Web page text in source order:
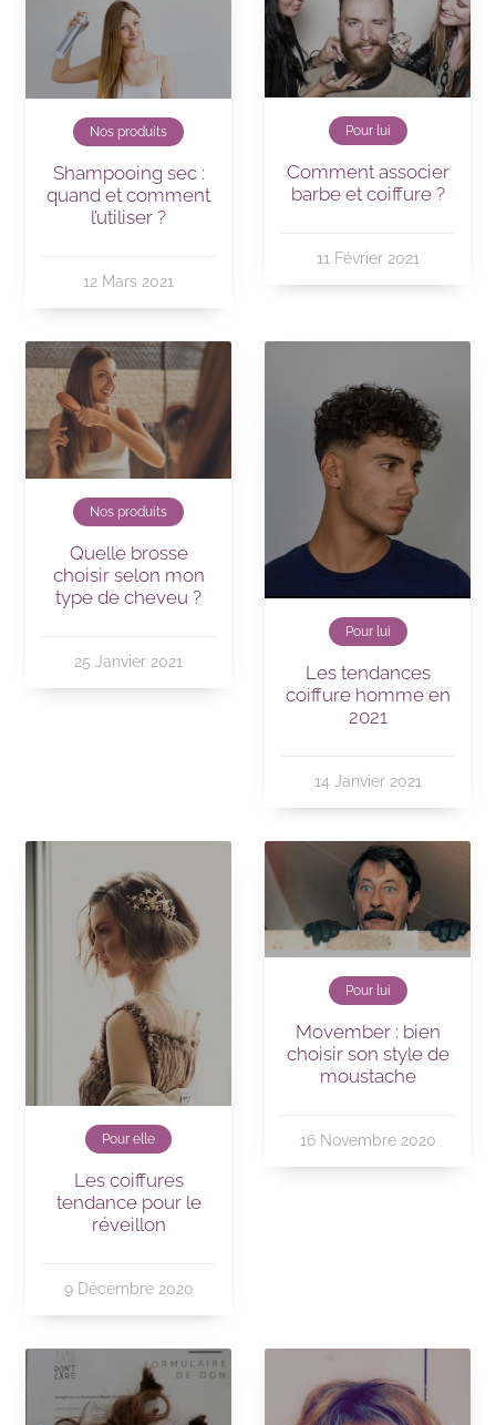
Nos produits
Shampooing sec :
quand et comment
l’utiliser ?
12 Mars 2021
Pour lui
Comment associer
barbe et coiffure ?
11 Février 2021
Nos produits
Quelle brosse
choisir selon mon
type de cheveu ?
25 Janvier 2021
Pour lui
Les tendances
coiffure homme en
2021
14 Janvier 2021
Pour elle
Les coiffures
tendance pour le
réveillon
9 Décembre 2020
Pour lui
Movember : bien
choisir son style de
moustache
16 Novembre 2020